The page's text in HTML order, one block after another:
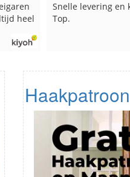
Goed verpakt en